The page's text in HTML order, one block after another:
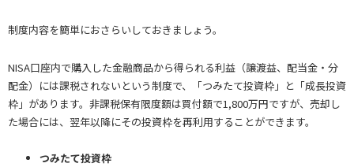
制度内容を簡単におさらいしておきましょう。
NISA口座内で購入した金融商品から得られる利益（譲渡益、配当金・分
配金）には課税されないという制度で、「つみたて投資枠」と「成長投資
枠」があります。非課税保有限度額は買付額で1,800万円ですが、売却し
た場合には、翌年以降にその投資枠を再利用することができます。
つみたて投資枠